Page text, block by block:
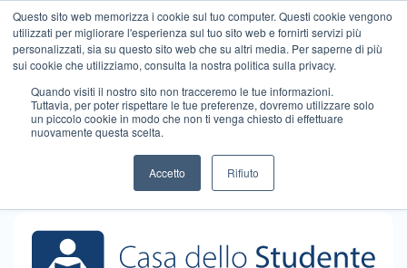
Questo sito web memorizza i cookie sul tuo computer. Questi cookie vengono
utilizzati per migliorare l'esperienza sul tuo sito web e fornirti servizi più
personalizzati, sia su questo sito web che su altri media. Per saperne di più
sui cookie che utilizziamo, consulta la nostra politica sulla privacy.
Quando visiti il ​​nostro sito non tracceremo le tue informazioni.
Tuttavia, per poter rispettare le tue preferenze, dovremo utilizzare solo
un piccolo cookie in modo che non ti venga chiesto di effettuare
nuovamente questa scelta.
Accetto Rifiuto